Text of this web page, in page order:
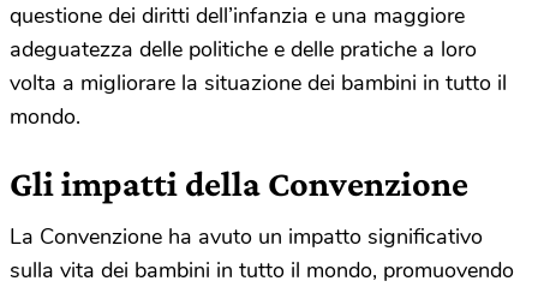
questione dei diritti dell’infanzia e una maggiore
adeguatezza delle politiche e delle pratiche a loro
volta a migliorare la situazione dei bambini in tutto il
mondo.
Gli impatti della Convenzione
La Convenzione ha avuto un impatto significativo
sulla vita dei bambini in tutto il mondo, promuovendo